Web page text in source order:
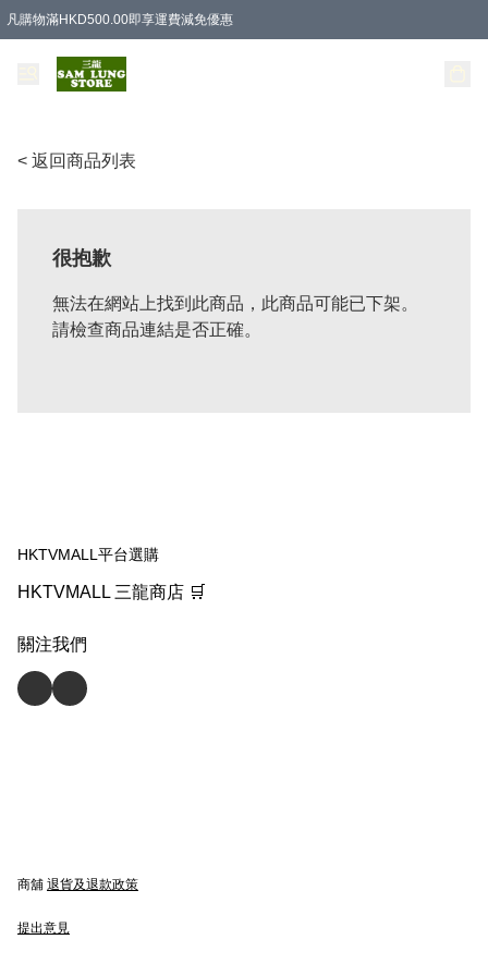
凡購物滿HKD500.00即享運費減免優惠
< 返回商品列表
很抱歉
無法在網站上找到此商品，此商品可能已下架。
請檢查商品連結是否正確。
HKTVMALL平台選購
HKTVMALL 三龍商店 🛒
關注我們
商舖 退貨及退款政策
提出意見